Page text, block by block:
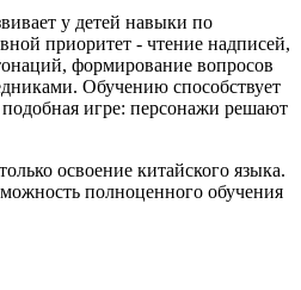
у детей навыки по
приоритет - чтение надписей,
формирование вопросов
Обучению способствует
игре: персонажи решают
освоение китайского языка.
полноценного обучения